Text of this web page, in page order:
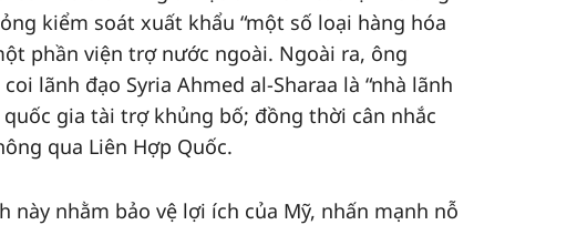
kiểm soát xuất khẩu “một số loại hàng hóa
phần viện trợ nước ngoài. Ngoài ra, ông
lãnh đạo Syria Ahmed al-Sharaa là “nhà lãnh
gia tài trợ khủng bố; đồng thời cân nhắc
qua Liên Hợp Quốc.
nhằm bảo vệ lợi ích của Mỹ, nhấn mạnh nỗ